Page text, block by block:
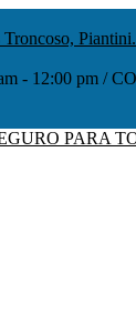
Piantini.
- 12:00 pm /